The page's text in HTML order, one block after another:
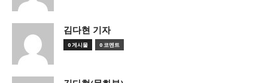
김다현 기자
0 게시물 0 코멘트